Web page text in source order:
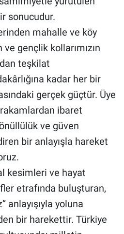
sonucudur.
mahalle ve köy
ve gençlik kollarımızın
teşkilat
kadar her bir
gerçek güçtür. Üye
rakamlardan ibaret
ve güven
bir anlayışla hareket
kesimleri ve hayat
etrafında buluşturan,
anlayışıyla yoluna
bir harekettir. Türkiye